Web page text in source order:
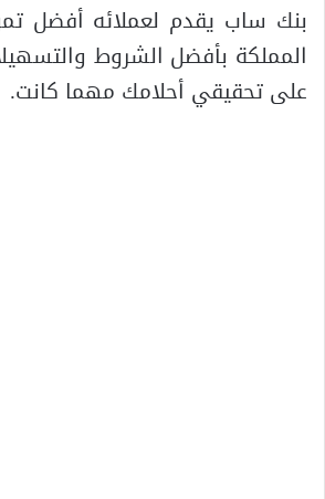
بنك ساب يقدم لعملائه
المملكة بأفضل الشروط
على تحقيقي أحلامك مهما كانت.